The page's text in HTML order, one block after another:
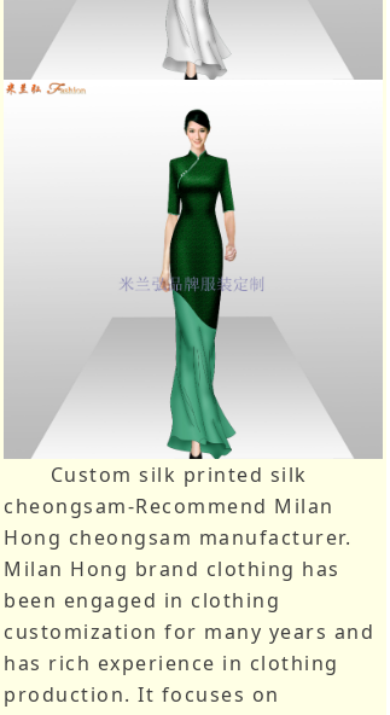
Custom silk printed silk
cheongsam-Recommend Milan
Hong cheongsam manufacturer.
Milan Hong brand clothing has
been engaged in clothing
customization for many years and
has rich experience in clothing
production. It focuses on